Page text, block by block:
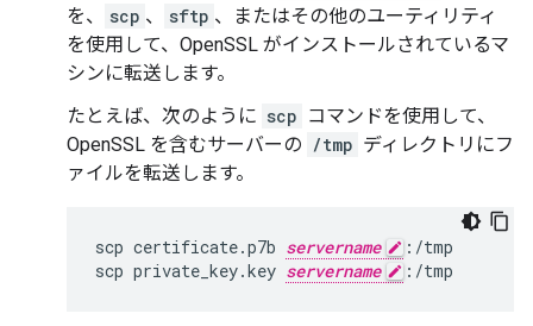
を、
scp 、 sftp 、またはその他のユーティリティ
を使用して、OpenSSL がインストールされているマ
シンに転送します。
たとえば、次のように scp コマンドを使用して、
OpenSSL を含むサーバーの /tmp ディレクトリにフ
ァイルを転送します。
scp certificate.p7b servername
:/tmp
scp private_key.key servername :/tmp